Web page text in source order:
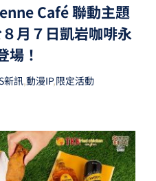
Café 聯動主題
月７日凱岩咖啡永
場！
新訊,動漫IP,限定活動